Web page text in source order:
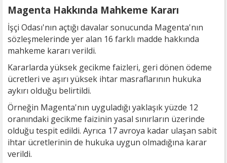
Magenta Hakkında Mahkeme Kararı
İşçi Odası'nın açtığı davalar sonucunda Magenta'nın
sözleşmelerinde yer alan 16 farklı madde hakkında
mahkeme kararı verildi.
Kararlarda yüksek gecikme faizleri, geri dönen ödeme
ücretleri ve aşırı yüksek ihtar masraflarının hukuka
aykırı olduğu belirtildi.
Örneğin Magenta'nın uyguladığı yaklaşık yüzde 12
oranındaki gecikme faizinin yasal sınırların üzerinde
olduğu tespit edildi. Ayrıca 17 avroya kadar ulaşan sabit
ihtar ücretlerinin de hukuka uygun olmadığına karar
verildi.